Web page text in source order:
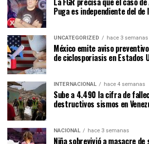
Puga es independiente del de
UNCATEGORIZED hace 3 semanas
México emite aviso
de ciclosporiasis en Estados
INTERNACIONAL hace 4 semanas
Sube a 4.490 la cifra de
destructivos sismos en
NACIONAL hace 3 semanas
Niña sobrevivió a masacre